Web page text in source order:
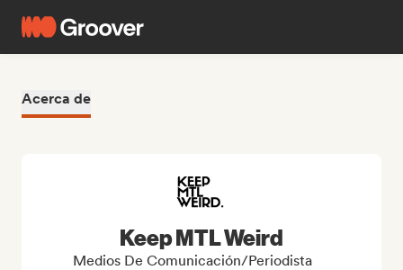
Acerca de
Keep MTL Weird
Medios De Comunicación/Periodista